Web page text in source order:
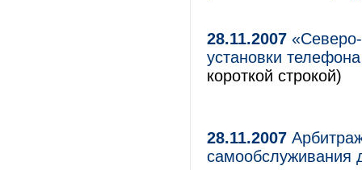
28.11.2007
установки
короткой строкой)
28.11.2007
самообслуживания